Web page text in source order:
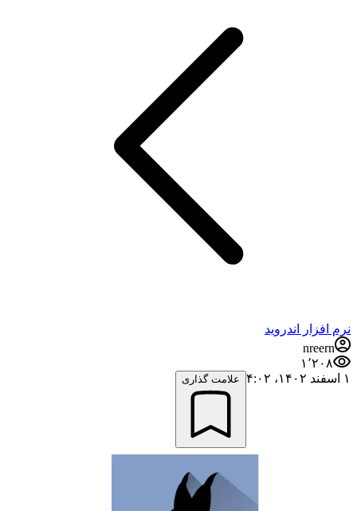
نرم افزار اندروید
nreern
۱٬۲۰۸
۱ اسفند ۱۴۰۲،‏ ۴:۰۲
علامت گذاری